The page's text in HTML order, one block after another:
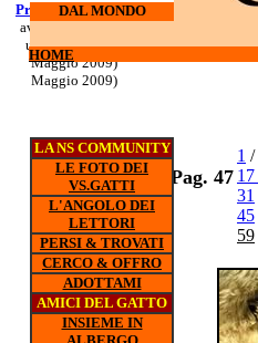
1 /
17
31
45
59
HOME
DAL MONDO
HOME
LA NS COMMUNITY
LE FOTO DEI
VS.GATTI
L'ANGOLO DEI
LETTORI
PERSI & TROVATI
CERCO & OFFRO
ADOTTAMI
AMICI DEL GATTO
INSIEME IN
Pag. 47
Corso di
sopravvivenza
per gatti d'
appartamento (5
Maggio 2009)
Processo Docherty
aveva torturato ed
ucciso 3 gatti (6
Maggio 2009)